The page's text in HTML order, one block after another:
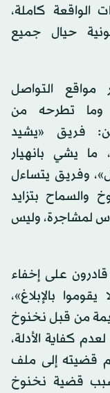
كاملة،
حيال جميع
مواقع التواصل
وما تطرحه من
فريق «يشيد
ما يشي بانهيار
وفريق يتساءل
بتزايد
لمشاجرة، وليس
على إخفاء
بالإبلاغ»،
من قبل نخنوخ
كفاية الأدلة،
قضيته إلى ملف
قضية نخنوخ